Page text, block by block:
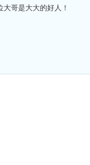
哥是大大的好人！